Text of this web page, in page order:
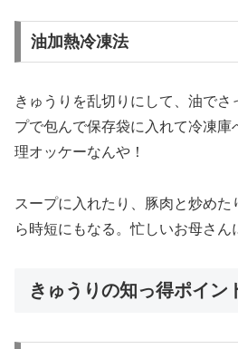
油加熱冷凍法
きゅうりを乱切りにして、油でさ
プで包んで保存袋に入れて冷凍庫
理オッケーなんや！
スープに入れたり、豚肉と炒め
ら時短にもなる。忙しいお母さん
きゅうりの知っ得ポイン